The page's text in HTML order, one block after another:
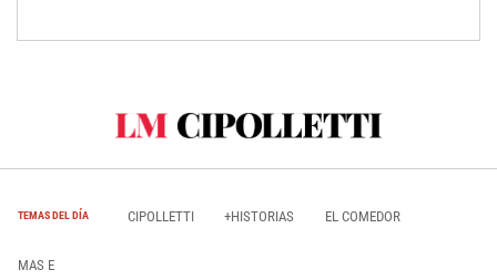
TEMAS DEL DÍA CIPOLLETTI +HISTORIAS EL COMEDOR
MAS E